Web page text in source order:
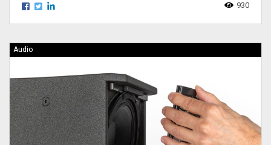
930
Audio